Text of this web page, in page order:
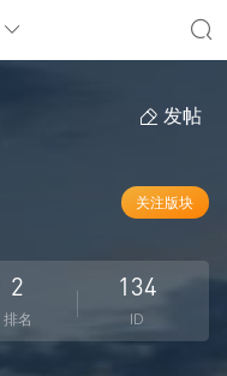
发帖
关注版块
2
排名
134
ID